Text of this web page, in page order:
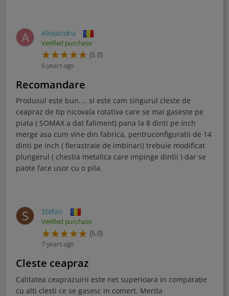
A Alexandru
Verified purchase
(5.0)
6 years ago
Recomandare
Produsul este bun.... si este cam singurul cleste de
ceapraz de tip nicovala rotativa care se mai gaseste pe
piata ( SOMAX a dat faliment) pana la 8 dinti pe inch
merge asa cum vine din fabrica, pentruconfiguratii de 14
dinti pe inch ( fierastraie de imbinari) trebuie modificat
plungerul ( chestia metalica care impinge dintii ) dar se
paote face usor cu o pila.
S Stefan
Verified purchase
(5.0)
7 years ago
Cleste ceapraz
Calitatea ceaprazuirii este net superioara in comparație
cu alti clesti ce se gasesc in comert. Merita